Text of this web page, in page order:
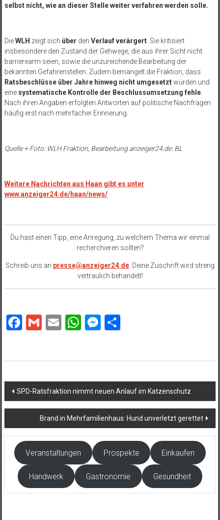
selbst nicht, wie an dieser Stelle weiter verfahren werden solle.
DieWLH zeigt sich über den Verlauf verärgert. Sie kritisiert
insbesondere den Zustand der Gehwege, die aus ihrer Sicht nicht
barrierearm seien, sowie die unzureichende Bearbeitung der
bekannten Gefahrenstellen. Zudem bemängelt die Fraktion, dass
Ratsbeschlüsse über Jahre hinweg nicht umgesetztwürden und
eine systematische Kontrolle der Beschlussumsetzung fehle.
Nach ihren Angaben erfolgten Antworten auf politische Nachfragen
häufig erst nach mehrfacher Erinnerung.
Quelle + Foto: WLH Fraktion, Bearbeitung anzeiger24.de: BL
Weitere Nachrichten aus Haan gibt es unter
www.anzeiger24.de/haan/news/
Du hast einen Tipp, eine Anregung, zu welchem Thema wir einmal
recherchieren sollten?
Schreib uns an presse@anzeiger24.de. Deine Zuschrift wird streng
vertraulich behandelt!
Facebook
GmailEmailWhatsApp
Messenger
Beitragsnavigation
SPD-Ratsfraktion nimmt neuen Anlauf im Katzenschutz
Brand in Mehrfamilienhaus: Hund unverletzt gerettet
Veranstaltungen Prospekte Einkaufen
Handwerk Gastronomie Gesundheit